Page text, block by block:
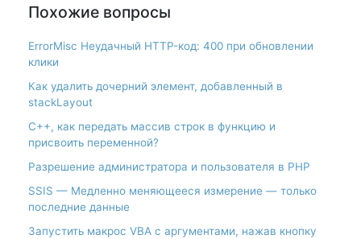
Похожие вопросы
ErrorMisc Неудачный HTTP-код: 400 при обновлении
клики
Как удалить дочерний элемент, добавленный в
stackLayout
С++, как передать массив строк в функцию и
присвоить переменной?
Разрешение администратора и пользователя в PHP
SSIS — Медленно меняющееся измерение — только
последние данные
Запустить макрос VBA с аргументами, нажав кнопку